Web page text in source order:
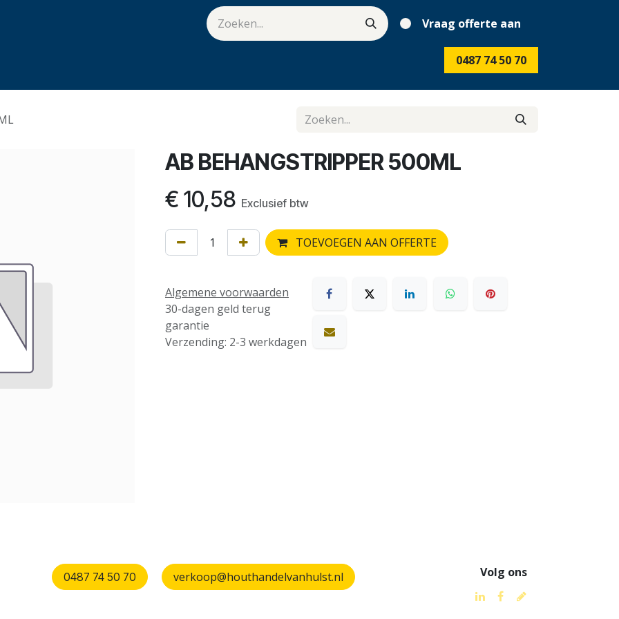
Vraag offerte aan
0487 74 50 70
AB BEHANGSTRIPPER 500ML
€ 10,58 Exclusief btw
TOEVOEGEN AAN OFFERTE
Algemene voorwaarden
30-dagen geld terug
garantie
Verzending: 2-3 werkdagen
verkoop@houthandelvanhulst.nl Volg ons
0487 74 50 70